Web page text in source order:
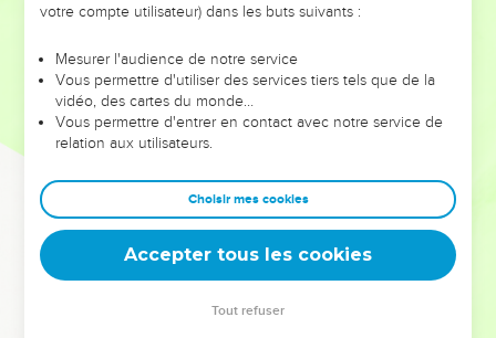
leur foi ou leur vision. Mais on voit moins les doutes, les erreurs
et les saisons difficiles qu'ils ont traversés, alors même que ce
sont elles qui les ont façonnés.
Dans cette conférence, leaders, entrepreneurs, et responsables
clés pour avancer avec plus de sagesse afin que leurs erreurs
deviennent vos tremplins. Que vous guidiez un ministère, une
équipe, un groupe ou une famille, leur expérience est faite
votre compte utilisateur) dans les buts suivants :
Mesurer l'audience de notre service
Vous permettre d'utiliser des services tiers tels que de la
vidéo, des cartes du monde…
Vous permettre d'entrer en contact avec notre service de
relation aux utilisateurs.
Choisir mes cookies
Accepter tous les cookies
Tout refuser